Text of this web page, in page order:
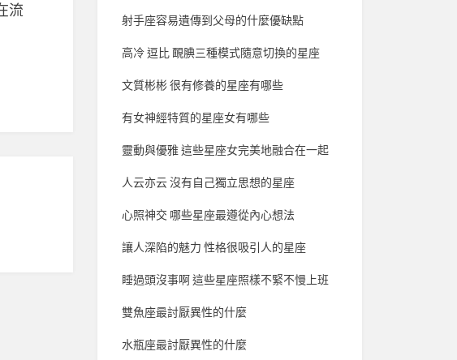
流
射手座容易遺傳到父母的什麼優缺點
高冷 逗比 靦腆三種模式隨意切換的星座
文質彬彬 很有修養的星座有哪些
有女神經特質的星座女有哪些
靈動與優雅 這些星座女完美地融合在一起
人云亦云 沒有自己獨立思想的星座
心照神交 哪些星座最遵從內心想法
讓人深陷的魅力 性格很吸引人的星座
睡過頭沒事啊 這些星座照樣不緊不慢上班
雙魚座最討厭異性的什麼
水瓶座最討厭異性的什麼